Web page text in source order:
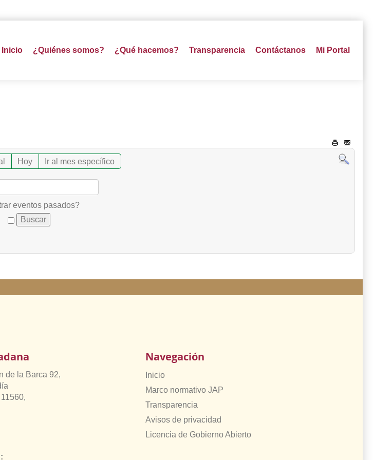
Inicio ¿Quiénes somos? ¿Qué hacemos? Transparencia Contáctanos Mi Portal
Hoy Ir al mes específico
eventos pasados?
de la Barca 92,
Navegación
Inicio
Marco normativo JAP
Transparencia
Avisos de privacidad
Licencia de Gobierno Abierto